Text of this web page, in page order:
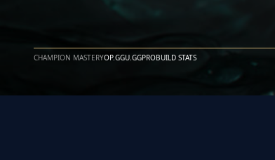
CHAMPION MASTERYOP.GGU.GGPROBUILD STATS